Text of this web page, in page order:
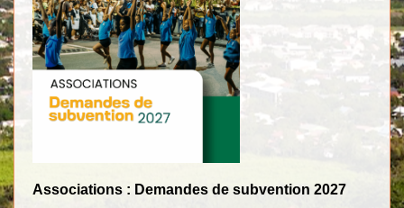
Associations : Demandes de subvention 2027